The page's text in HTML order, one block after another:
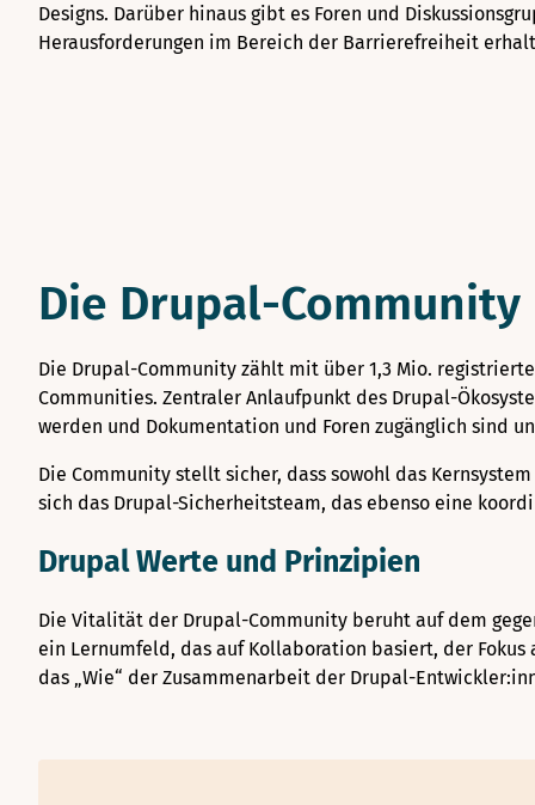
Designs. Darüber hinaus gibt es Foren und
Herausforderungen im Bereich der Barrierefreiheit
Die Drupal-Community
Die Drupal-Community zählt mit über 1,3 Mio.
Communities. Zentraler Anlaufpunkt des Drupal-
werden und Dokumentation und Foren zugänglich sind
Die Community stellt sicher, dass sowohl das
sich das Drupal-Sicherheitsteam, das ebenso eine
Drupal Werte und Prinzipien
Die Vitalität der Drupal-Community beruht auf dem
ein Lernumfeld, das auf Kollaboration basiert, der
das „Wie“ der Zusammenarbeit der Drupal-